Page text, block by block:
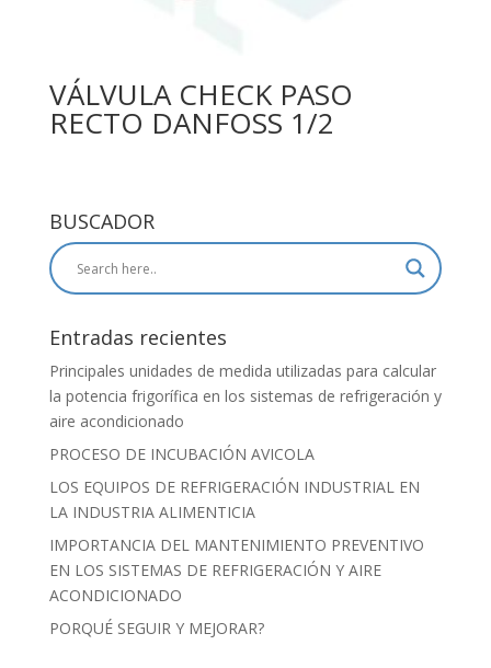
VÁLVULA CHECK PASO
RECTO DANFOSS 1/2
BUSCADOR
Entradas recientes
Principales unidades de medida utilizadas para calcular
la potencia frigorífica en los sistemas de refrigeración y
aire acondicionado
PROCESO DE INCUBACIÓN AVICOLA
LOS EQUIPOS DE REFRIGERACIÓN INDUSTRIAL EN
LA INDUSTRIA ALIMENTICIA
IMPORTANCIA DEL MANTENIMIENTO PREVENTIVO
EN LOS SISTEMAS DE REFRIGERACIÓN Y AIRE
ACONDICIONADO
PORQUÉ SEGUIR Y MEJORAR?